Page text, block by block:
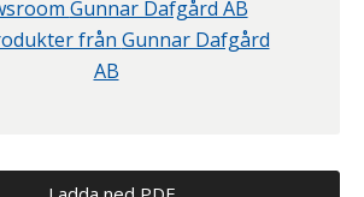
Gunnar Dafgård AB
från Gunnar Dafgård
AB